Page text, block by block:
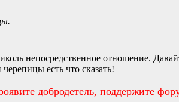
непосредственное отношение.
есть что сказать!
добродетель, поддержите